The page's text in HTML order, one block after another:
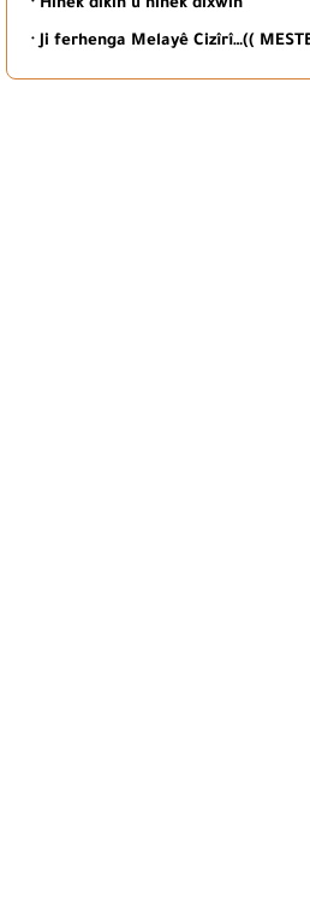
· Hinek dikin û hinek dixwin
· Ji ferhenga Melayê Cizîrî…((